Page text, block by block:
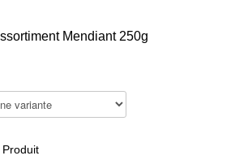
Mendiant 250g
Produit